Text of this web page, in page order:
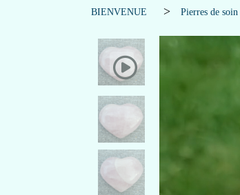
BIENVENUE Pierres de soin